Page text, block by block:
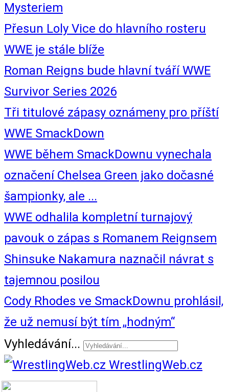
Mysteriem
Přesun Loly Vice do hlavního rosteru
WWE je stále blíže
Roman Reigns bude hlavní tváří WWE
Survivor Series 2026
Tři titulové zápasy oznámeny pro příští
WWE SmackDown
WWE během SmackDownu vynechala
označení Chelsea Green jako dočasné
šampionky, ale ...
WWE odhalila kompletní turnajový
pavouk o zápas s Romanem Reignsem
Shinsuke Nakamura naznačil návrat s
tajemnou posilou
Cody Rhodes ve SmackDownu prohlásil,
že už nemusí být tím „hodným“
Vyhledávání...
WrestlingWeb.cz